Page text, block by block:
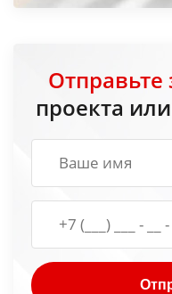
Отправьте
проекта